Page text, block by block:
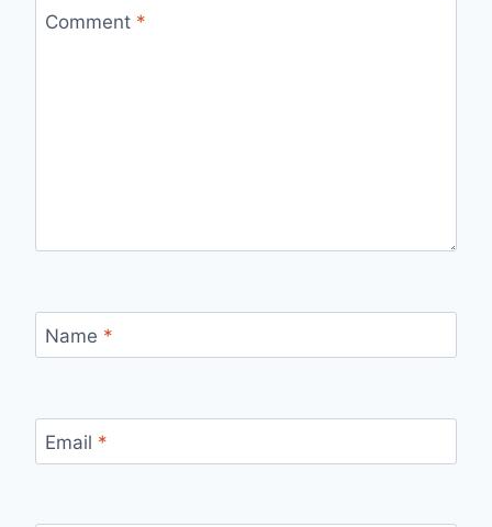
Comment *
Name *
Email *